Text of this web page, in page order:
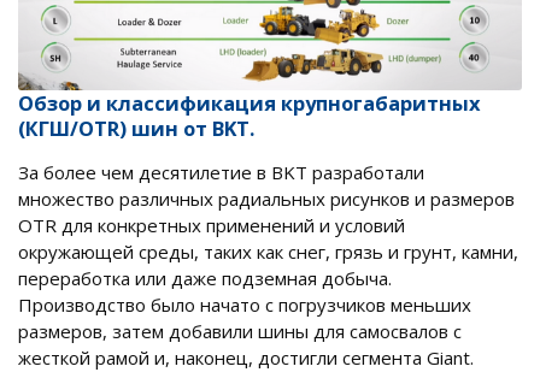
Обзор и классификация крупногабаритных
(КГШ/OTR) шин от BKT.
За более чем десятилетие в BKT разработали
множество различных радиальных рисунков и размеров
OTR для конкретных применений и условий
окружающей среды, таких как снег, грязь и грунт, камни,
переработка или даже подземная добыча.
Производство было начато с погрузчиков меньших
размеров, затем добавили шины для самосвалов с
жесткой рамой и, наконец, достигли сегмента Giant.